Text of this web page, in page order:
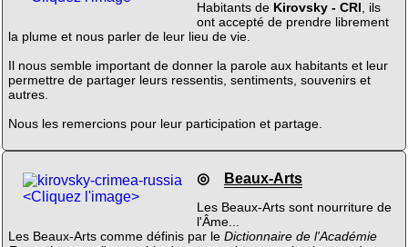
Habitants de Kirovsky - CRI, ils
ont accepté de prendre librement
la plume et nous parler de leur lieu de vie.
Il nous semble important de donner la parole aux habitants et leur
permettre de partager leurs ressentis, sentiments, souvenirs et
autres.
Nous les remercions pour leur participation et partage.
<Cliquez l'image>
◎ Beaux-Arts
Les Beaux-Arts sont nourriture de
l'Âme...
Les Beaux-Arts comme définis par le Dictionnaire de l'Académie